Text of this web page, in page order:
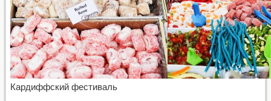
Кардиффский фестиваль